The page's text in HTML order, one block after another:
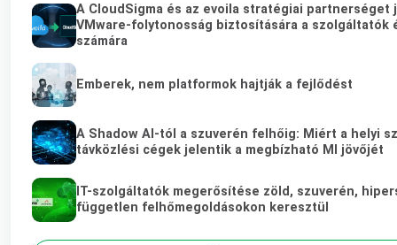
A CloudSigma és az evoila stratégiai partnerséget
VMware-folytonosság biztosítására a szolgáltatók
számára
Emberek, nem platformok hajtják a fejlődést
A Shadow AI-tól a szuverén felhőig: Miért a helyi
távközlési cégek jelentik a megbízható MI jövőjét
IT-szolgáltatók megerősítése zöld, szuverén,
független felhőmegoldásokon keresztül